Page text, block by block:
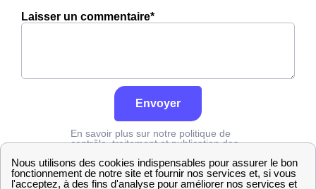
Laisser un commentaire*
Envoyer
En savoir plus sur notre politique de
contrôle, traitement et publication des